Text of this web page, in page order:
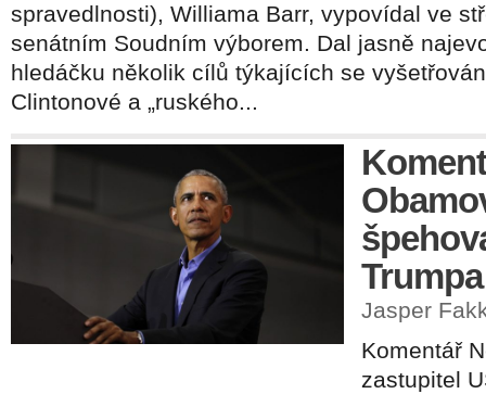
spravedlnosti), Williama Barr, vypovídal ve
senátním Soudním výborem. Dal jasně
hledáčku několik cílů týkajících se
Clintonové a „ruského...
Trumpa
Jasper
Komentář
zastupitel